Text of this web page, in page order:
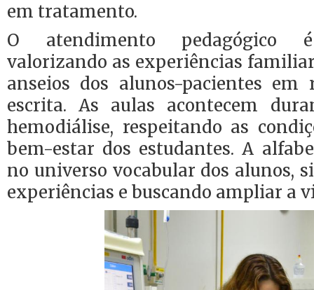
em tratamento.
O atendimento pedagógico
valorizando as experiências
anseios dos alunos-pacientes
escrita. As aulas acontecem
hemodiálise, respeitando as
bem-estar dos estudantes. A
no universo vocabular dos alunos,
experiências e buscando ampliar a